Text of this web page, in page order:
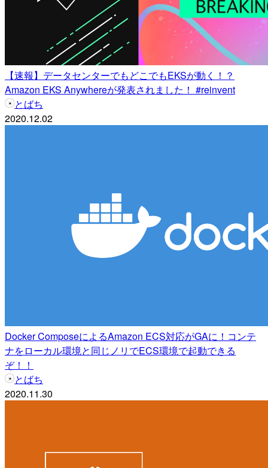
【速報】データセンターでもどこでもEKSが動く！？
Amazon EKS Anywhereが発表されました！ #reinvent
とばち
2020.12.02
Docker ComposeによるAmazon ECS対応がGAに！コンテ
ナをローカル環境と同じノリでECS環境で起動できる
ぞ！！
とばち
2020.11.30